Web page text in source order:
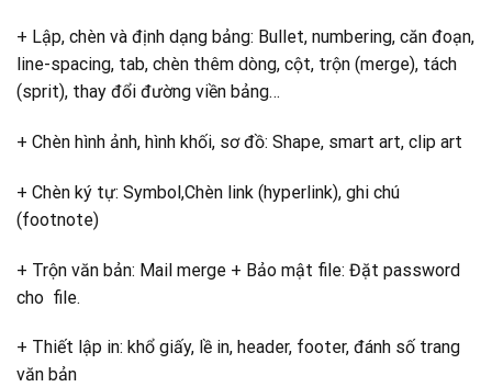
+ Lập, chèn và định dạng bảng: Bullet, numbering, căn đoạn,
line-spacing, tab, chèn thêm dòng, cột, trộn (merge), tách
(sprit), thay đổi đường viền bảng…
+ Chèn hình ảnh, hình khối, sơ đồ: Shape, smart art, clip art
+ Chèn ký tự: Symbol,Chèn link (hyperlink), ghi chú
(footnote)
+ Trộn văn bản: Mail merge + Bảo mật file: Đặt password
cho file.
+ Thiết lập in: khổ giấy, lề in, header, footer, đánh số trang
văn bản